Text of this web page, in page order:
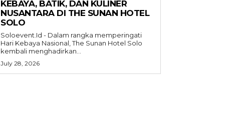
KEBAYA, BATIK, DAN KULINER
NUSANTARA DI THE SUNAN HOTEL
SOLO
Soloevent.Id - Dalam rangka memperingati
Hari Kebaya Nasional, The Sunan Hotel Solo
kembali menghadirkan...
July 28, 2026